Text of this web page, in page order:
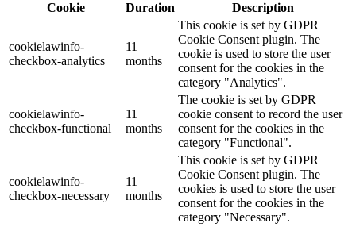
Cookie
Duration Description
cookielawinfo-
checkbox-analytics
11
months
This cookie is set by GDPR
Cookie Consent plugin. The
cookie is used to store the user
consent for the cookies in the
category "Analytics".
cookielawinfo-
checkbox-functional
11
months
The cookie is set by GDPR
cookie consent to record the user
consent for the cookies in the
category "Functional".
cookielawinfo-
checkbox-necessary
11
months
This cookie is set by GDPR
Cookie Consent plugin. The
cookies is used to store the user
consent for the cookies in the
category "Necessary".